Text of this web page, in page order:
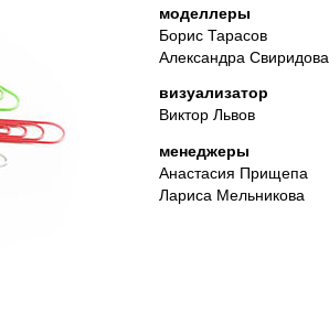
моделлеры
Борис Тарасов
Александра Свиридова
визуализатор
Виктор Львов
менеджеры
Анастасия Прищепа
Лариса Мельникова